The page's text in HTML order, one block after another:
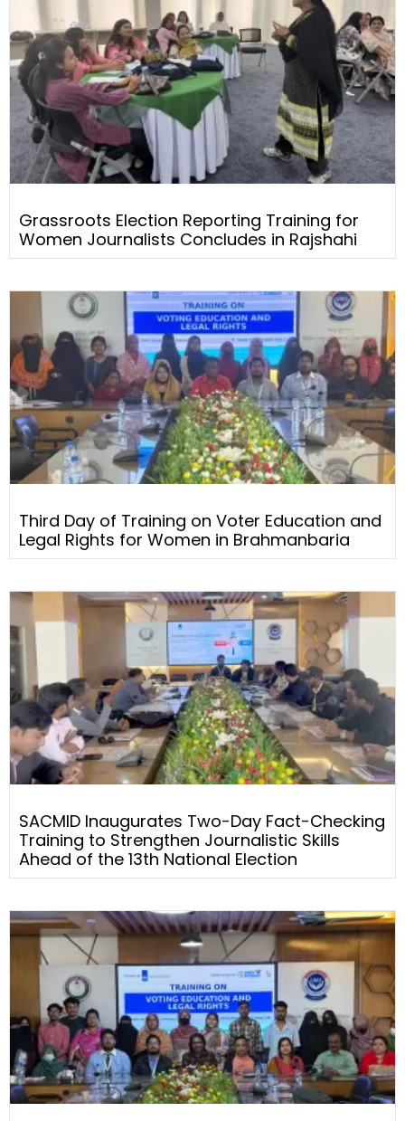
Grassroots Election Reporting Training for
Women Journalists Concludes in Rajshahi
Third Day of Training on Voter Education and
Legal Rights for Women in Brahmanbaria
SACMID Inaugurates Two-Day Fact-Checking
Training to Strengthen Journalistic Skills
Ahead of the 13th National Election